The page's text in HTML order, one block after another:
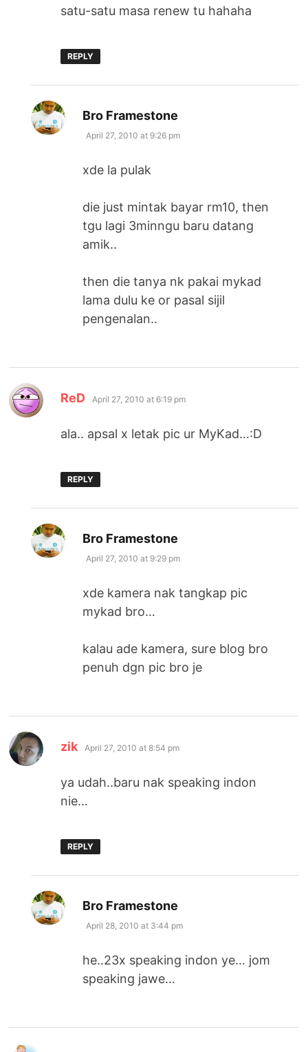
satu-satu masa renew tu hahaha
REPLY
Bro Framestone
April 27, 2010 at 9:26 pm
xde la pulak
die just mintak bayar rm10, then
tgu lagi 3minngu baru datang
amik..
then die tanya nk pakai mykad
lama dulu ke or pasal sijil
pengenalan..
ReD says:
April 27, 2010 at 6:19 pm
ala.. apsal x letak pic ur MyKad…:D
REPLY
Bro Framestone
April 27, 2010 at 9:29 pm
xde kamera nak tangkap pic
mykad bro…
kalau ade kamera, sure blog bro
penuh dgn pic bro je
zik says:
April 27, 2010 at 8:54 pm
ya udah..baru nak speaking indon
nie…
REPLY
Bro Framestone
April 28, 2010 at 3:44 pm
he..23x speaking indon ye… jom
speaking jawe…